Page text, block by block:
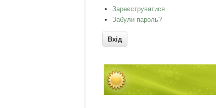
Зареєструватися
Забули пароль?